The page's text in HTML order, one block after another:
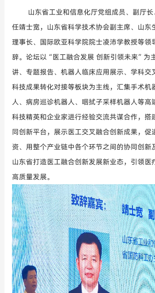
山东省工业和信息化厅党组成员、副厅
任靖士宽，山东省科学技术协会副主席、山东
理事长、国际欧亚科学院院士凌沛学教授等领
辞。论坛以 “医工融合发展 创新引领未来”为
讲、专题报告、机器人临床应用展示、 学科交
科技成果转化对接等板块为主线，汇集手术机
人、病房巡诊机器人、 咽拭子采样机器人等高
科技精英和企业家进行经验交流共谋合作，搭
同创新平台，展示医工交叉融合创新成果，促
资、用整个产业链中各个环节之间的协同创新
山东省打造医工融合创新发展新业态，引领医
高质量发展。